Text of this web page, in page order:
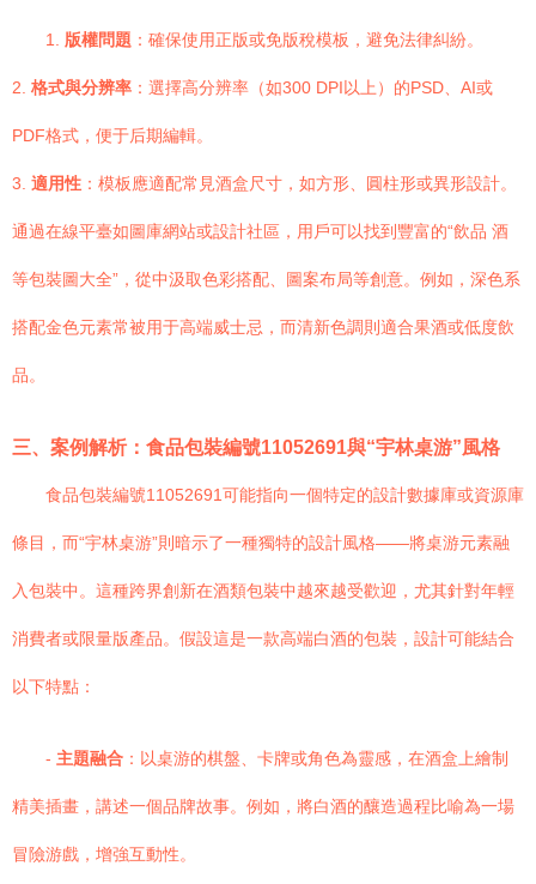
1. 版權問題 ：確保使用正版或免版稅模板，避免法律糾紛。
2. 格式與分辨率 ：選擇高分辨率（如300 DPI以上）的PSD、AI或
PDF格式，便于后期編輯。
3. 適用性 ：模板應適配常見酒盒尺寸，如方形、圓柱形或異形設計。
通過在線平臺如圖庫網站或設計社區，用戶可以找到豐富的“飲品 酒
等包裝圖大全”，從中汲取色彩搭配、圖案布局等創意。例如，深色系
搭配金色元素常被用于高端威士忌，而清新色調則適合果酒或低度飲
品。
三、案例解析：食品包裝編號11052691與“宇林桌游”風格
食品包裝編號11052691可能指向一個特定的設計數據庫或資源庫
條目，而“宇林桌游”則暗示了一種獨特的設計風格——將桌游元素融
入包裝中。這種跨界創新在酒類包裝中越來越受歡迎，尤其針對年輕
消費者或限量版產品。假設這是一款高端白酒的包裝，設計可能結合
以下特點：
- 主題融合 ：以桌游的棋盤、卡牌或角色為靈感，在酒盒上繪制
精美插畫，講述一個品牌故事。例如，將白酒的釀造過程比喻為一場
冒險游戲，增強互動性。